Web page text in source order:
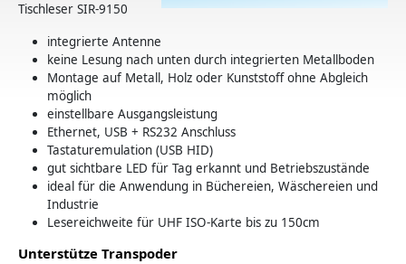
Tischleser SIR-9150
integrierte Antenne
keine Lesung nach unten durch integrierten Metallboden
Montage auf Metall, Holz oder Kunststoff ohne Abgleich
möglich
einstellbare Ausgangsleistung
Ethernet, USB + RS232 Anschluss
Tastaturemulation (USB HID)
gut sichtbare LED für Tag erkannt und Betriebszustände
ideal für die Anwendung in Büchereien, Wäschereien und
In­dus­t­rie
Lesereichweite für UHF ISO-Karte bis zu 150cm
Unterstütze Transpoder